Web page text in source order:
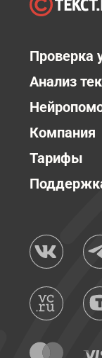
Проверка
Анализ
Компания
Тарифы